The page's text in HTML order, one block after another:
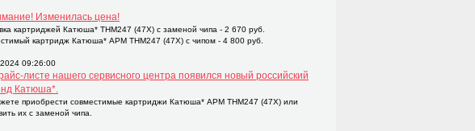
Изменилась цена!
картриджей Катюша* THM247 (47X) с заменой чипа - 2 670 руб.
картридж Катюша* APM THM247 (47X) с чипом - 4 800 руб.
09:26:00
листе нашего сервисного центра появился новый российский
Катюша*.
приобрести совместимые картриджи Катюша* APM THM247 (47X) или
их с заменой чипа.